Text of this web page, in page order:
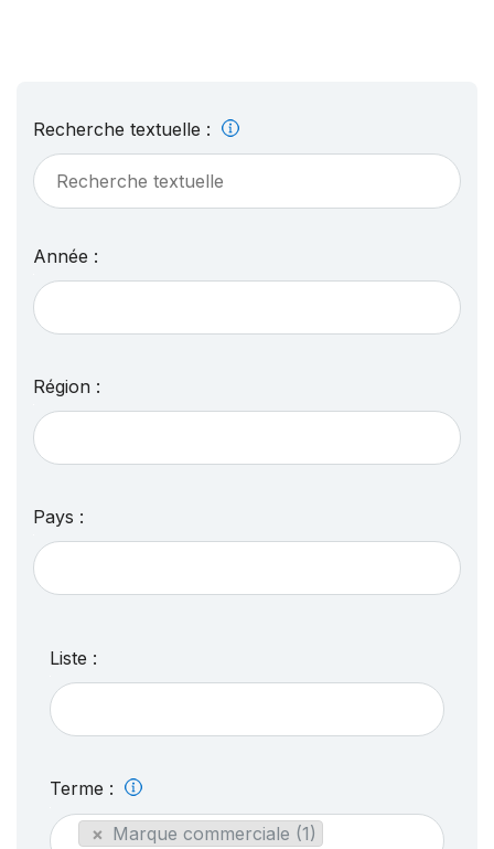
Recherche textuelle :
Année :
Région :
Pays :
Liste :
Terme :
× Marque commerciale (1)